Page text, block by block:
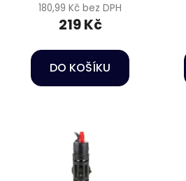
180,99 Kč bez DPH
219 Kč
DO KOŠÍKU